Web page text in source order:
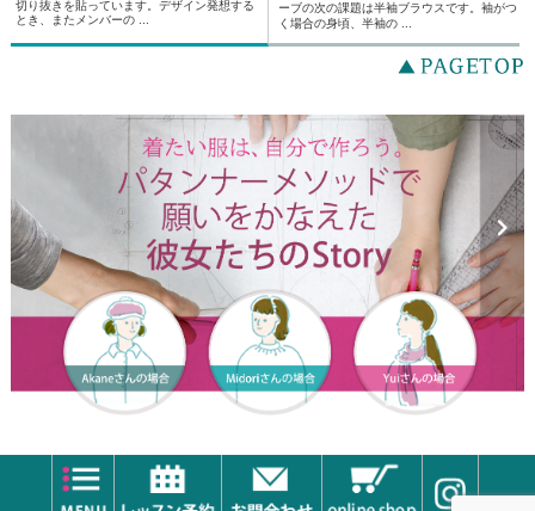
切り抜きを貼っています。デザイン発想する
とき、またメンバーの ...
ーブの次の課題は半袖ブラウスです。袖がつ
く場合の身頃、半袖の ...